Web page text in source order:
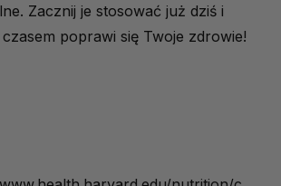
Zacznij je stosować już dziś i
poprawi się Twoje zdrowie!